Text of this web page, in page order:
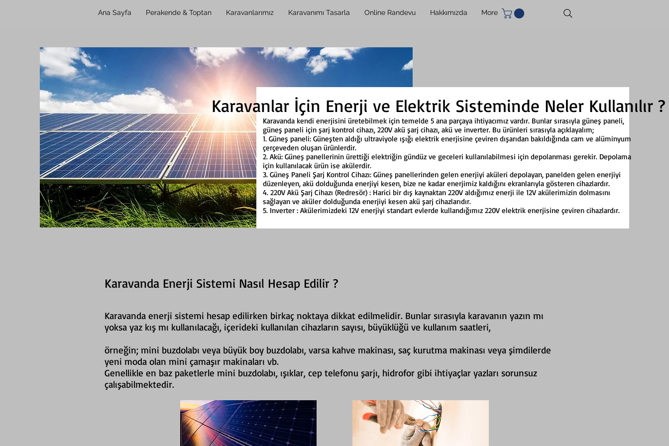
Ana Sayfa Perakende & Toptan Karavanlarımız Karavanımı Tasarla Online Randevu Hakkımızda More
Karavanlar İçin Enerji ve Elektrik Sisteminde Neler Kullanılır ?
Karavanda kendi enerjisini üretebilmek için temelde 5 ana parçaya ihtiyacımız vardır. Bunlar sırasıyla güneş paneli,
güneş paneli için şarj kontrol cihazı, 220V akü şarj cihazı, akü ve inverter. Bu ürünleri sırasıyla açıklayalım;
1. Güneş paneli: Güneşten aldığı ultraviyole ışığı elektrik enerjisine çeviren dışarıdan bakıldığında cam ve alüminyum
çerçeveden oluşan ürünlerdir.
2. Akü: Güneş panellerinin ürettiği elektriğin gündüz ve geceleri kullanılabilmesi için depolanması gerekir. Depolama
için kullanılacak ürün ise akülerdir.
3. Güneş Paneli Şarj Kontrol Cihazı: Güneş panellerinden gelen enerjiyi aküleri depolayan, panelden gelen enerjiyi
düzenleyen, akü dolduğunda enerjiyi kesen, bize ne kadar enerjimiz kaldığını ekranlarıyla gösteren cihazlardır.
4. 220V Akü Şarj Cihazı (Redresör) : Harici bir dış kaynaktan 220V aldığımız enerji ile 12V akülerimizin dolmasını
sağlayan ve aküler dolduğunda enerjiyi kesen akü şarj cihazlarıdır.
5. Inverter : Akülerimizdeki 12V enerjiyi standart evlerde kullandığımız 220V elektrik enerjisine çeviren cihazlardır.
Karavanda Enerji Sistemi Nasıl Hesap Edilir ?
Karavanda enerji sistemi hesap edilirken birkaç noktaya dikkat edilmelidir. Bunlar sırasıyla karavanın yazın mı
yoksa yaz kış mı kullanılacağı, içerideki kullanılan cihazların sayısı, büyüklüğü ve kullanım saatleri,
örneğin; mini buzdolabı veya büyük boy buzdolabı, varsa kahve makinası, saç kurutma makinası veya şimdilerde
yeni moda olan mini çamaşır makinaları vb.
Genellikle en baz paketlerle mini buzdolabı, ışıklar, cep telefonu şarjı, hidrofor gibi ihtiyaçlar yazları sorunsuz
çalışabilmektedir.